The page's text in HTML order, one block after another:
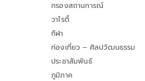
กรองสถานการณ์
วาไรตี้
กีฬา
ท่องเที่ยว – ศิลปวัฒนธรรม
ประชาสัมพันธ์
ภูมิภาค